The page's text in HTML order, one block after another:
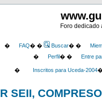
Foro dedicado
� FAQ� � Buscar� �
�
Perfil� � Entre
� Inscritos para Uceda-2004
SEII,